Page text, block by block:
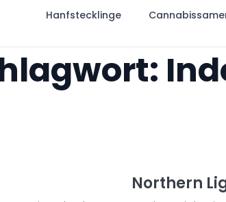
Hanfstecklinge
Northern